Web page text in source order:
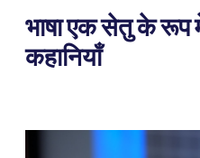
भाषा एक सेतु के रूप
कहानियाँ